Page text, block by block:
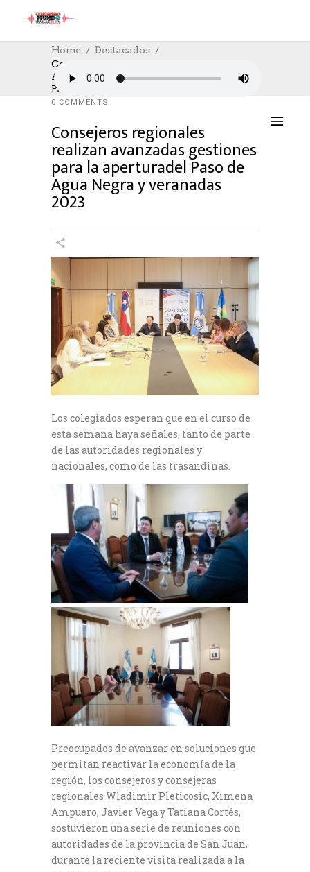
Home
Destacados
Consejeros Regionales Realizan
Avanzadas Gestiones Para La Aperturadel
Paso De Agua Negra Y Veranadas 2023
DESTACADOS POLÍTICA
07/11/2023
AUTHOR: HECTOR
0 COMMENTS
Consejeros regionales
realizan avanzadas gestiones
para la aperturadel Paso de
Agua Negra y veranadas
2023
Los colegiados esperan que en el curso de
esta semana haya señales, tanto de parte
de las autoridades regionales y
nacionales, como de las trasandinas.
Preocupados de avanzar en soluciones que
permitan reactivar la economía de la
región, los consejeros y consejeras
regionales Wladimir Pleticosic, Ximena
Ampuero, Javier Vega y Tatiana Cortés,
sostuvieron una serie de reuniones con
autoridades de la provincia de San Juan,
durante la reciente visita realizada a la